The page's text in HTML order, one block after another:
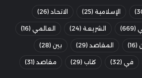
الإسلامية (25) الاتحاد (26)
(669) الشريعة (24) العالمي (16)
(16) المقاصد (29) بين (28)
في (32) كتاب (29) مقاصد (31)